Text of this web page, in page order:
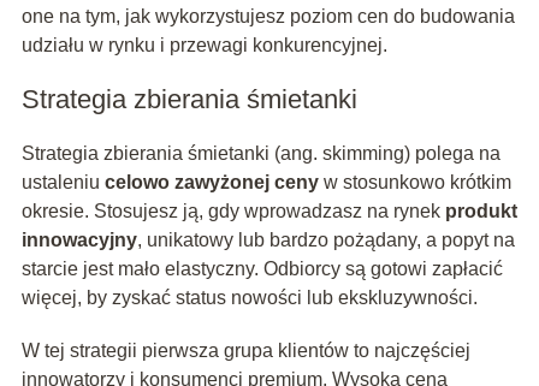
one na tym, jak wykorzystujesz poziom cen do budowania
udziału w rynku i przewagi konkurencyjnej.
Strategia zbierania śmietanki
Strategia zbierania śmietanki (ang. skimming) polega na
ustaleniu celowo zawyżonej cenyw stosunkowo krótkim
okresie. Stosujesz ją, gdy wprowadzasz na rynek produkt
innowacyjny, unikatowy lub bardzo pożądany, a popyt na
starcie jest mało elastyczny. Odbiorcy są gotowi zapłacić
więcej, by zyskać status nowości lub ekskluzywności.
W tej strategii pierwsza grupa klientów to najczęściej
innowatorzy i konsumenci premium. Wysoka cena